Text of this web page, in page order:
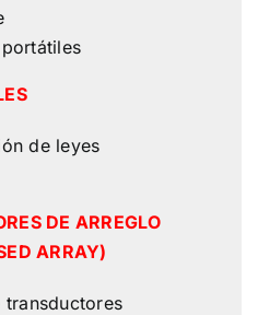
de leyes
DE ARREGLO
ARRAY)